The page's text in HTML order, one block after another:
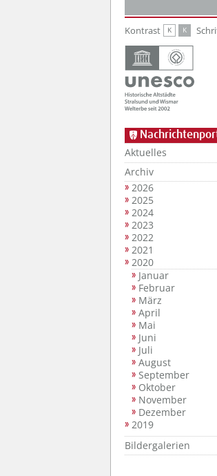
Kontrast K K
Aktuelles
Archiv
2026
2025
2024
2023
2022
2021
2020
Januar
Februar
März
April
Mai
Juni
Juli
August
September
Oktober
November
Dezember
2019
Bildergalerien